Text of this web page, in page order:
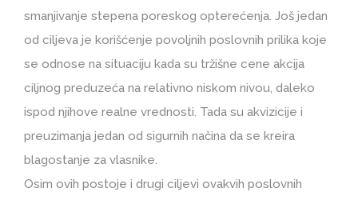
smanjivanje stepena poreskog opterećenja. Još jedan
od ciljeva je korišćenje povoljnih poslovnih prilika koje
se odnose na situaciju kada su tržišne cene akcija
ciljnog preduzeća na relativno niskom nivou, daleko
ispod njihove realne vrednosti. Tada su akvizicije i
preuzimanja jedan od sigurnih načina da se kreira
blagostanje za vlasnike.
Osim ovih postoje i drugi ciljevi ovakvih poslovnih